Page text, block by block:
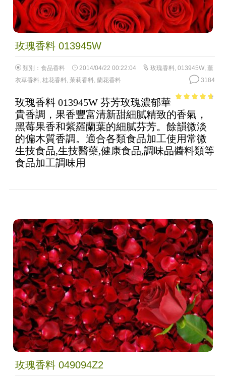
玫瑰香料 013945W
類別： 食品香料 2014/04/22 00:22:04 玫瑰香料, 013945W, 薰
衣草香料, 桂花香料, 茉莉香料, 蘭花香料 3184
of 5
玫瑰香料 013945W 芬芳玫瑰濃郁華
貴香調，果香豐富清新甜細膩精致的香氣，
黑莓果香和紫羅蘭葉的細膩芬芳。餘韻微淡
的偏木質香調。適合各類食品加工使用常微
生技食品,生技醫藥,健康食品,調味品醬料類等
食品加工調味用
玫瑰香料 049094Z2